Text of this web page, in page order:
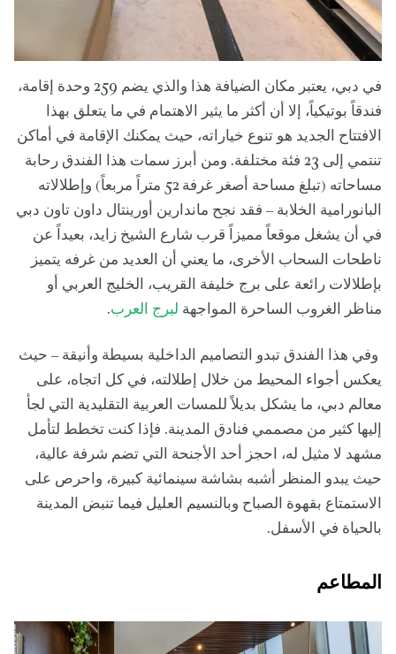
في دبي، يعتبر مكان الضيافة هذا والذي يضم 259 وحدة إقامة،
فندقاً بوتيكياً، إلا أن أكثر ما يثير الاهتمام في ما يتعلق بهذا
الافتتاح الجديد هو تنوع خياراته، حيث يمكنك الإقامة في أماكن
تنتمي إلى 23 فئة مختلفة. ومن أبرز سمات هذا الفندق رحابة
مساحاته (تبلغ مساحة أصغر غرفة 52 متراً مربعاً) وإطلالاته
البانورامية الخلابة – فقد نجح ماندارين أورينتال داون تاون دبي
في أن يشغل موقعاً مميزاً قرب شارع الشيخ زايد، بعيداً عن
ناطحات السحاب الأخرى، ما يعني أن العديد من غرفه يتميز
بإطلالات رائعة على برج خليفة القريب، الخليج العربي أو
مناظر الغروب الساحرة المواجهة لبرج العرب.
وفي هذا الفندق تبدو التصاميم الداخلية بسيطة وأنيقة – حيث
يعكس أجواء المحيط من خلال إطلالته، في كل اتجاه، على
معالم دبي، ما يشكل بديلاً للمسات العربية التقليدية التي لجأ
إليها كثير من مصممي فنادق المدينة. فإذا كنت تخطط لتأمل
مشهد لا مثيل له، احجز أحد الأجنحة التي تضم شرفة عالية،
حيث يبدو المنظر أشبه بشاشة سينمائية كبيرة، واحرص على
الاستمتاع بقهوة الصباح وبالنسيم العليل فيما تنبض المدينة
بالحياة في الأسفل.
المطاعم